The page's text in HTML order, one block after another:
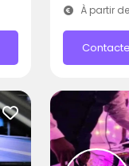
À partir